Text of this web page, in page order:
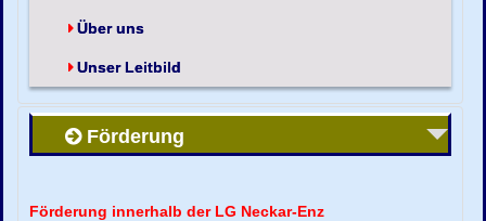
Über uns
Unser Leitbild
Förderung
Förderung innerhalb der LG Neckar-Enz